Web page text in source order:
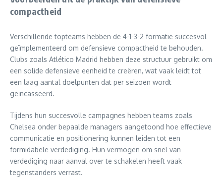
compactheid
Verschillende topteams hebben de 4-1-3-2 formatie succesvol
geïmplementeerd om defensieve compactheid te behouden.
Clubs zoals Atlético Madrid hebben deze structuur gebruikt om
een solide defensieve eenheid te creëren, wat vaak leidt tot
een laag aantal doelpunten dat per seizoen wordt
geïncasseerd.
Tijdens hun succesvolle campagnes hebben teams zoals
Chelsea onder bepaalde managers aangetoond hoe effectieve
communicatie en positionering kunnen leiden tot een
formidabele verdediging. Hun vermogen om snel van
verdediging naar aanval over te schakelen heeft vaak
tegenstanders verrast.